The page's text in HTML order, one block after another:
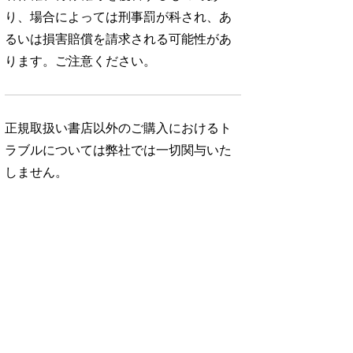
り、場合によっては刑事罰が科され、あ
るいは損害賠償を請求される可能性があ
ります。ご注意ください。
正規取扱い書店以外のご購入におけるト
ラブルについては弊社では一切関与いた
しません。